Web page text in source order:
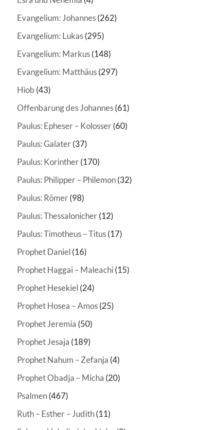
Evangelium: Johannes(262)
Evangelium: Lukas(295)
Evangelium: Markus(148)
Evangelium: Matthäus(297)
Hiob (43)
Offenbarung des Johannes(61)
Paulus: Epheser – Kolosser(60)
Paulus: Galater(37)
Paulus: Korinther(170)
Paulus: Philipper – Philemon(32)
Paulus: Römer(98)
Paulus: Thessalonicher(12)
Paulus: Timotheus – Titus(17)
Prophet Daniel (16)
Prophet Haggai – Maleachi (15)
Prophet Hesekiel (24)
Prophet Hosea – Amos(25)
Prophet Jeremia (50)
Prophet Jesaja (189)
Prophet Nahum – Zefanja (4)
Prophet Obadja – Micha (20)
Psalmen(467)
Ruth – Esther – Judith(11)